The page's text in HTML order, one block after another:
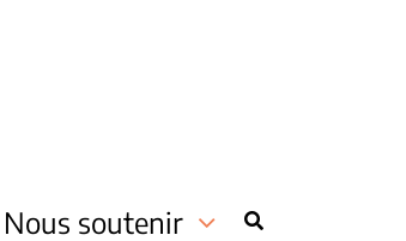
Nous soutenir